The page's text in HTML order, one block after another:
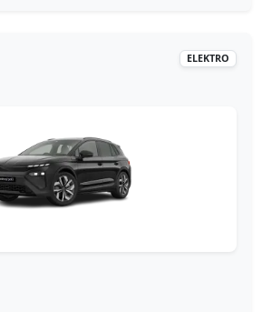
ELEKTRO